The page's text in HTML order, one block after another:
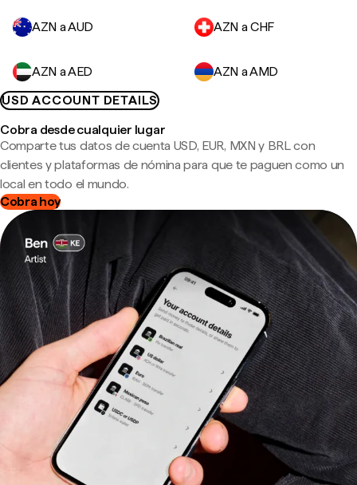
AZN a AUD AZN a CHF
AZN a AED
AZN a AMD
USD ACCOUNT DETAILS
Cobra desde cualquier lugar
Comparte tus datos de cuenta USD, EUR, MXN y BRL con
clientes y plataformas de nómina para que te paguen como un
local en todo el mundo.
Cobra hoy